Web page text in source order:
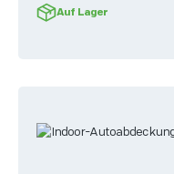
Auf Lager